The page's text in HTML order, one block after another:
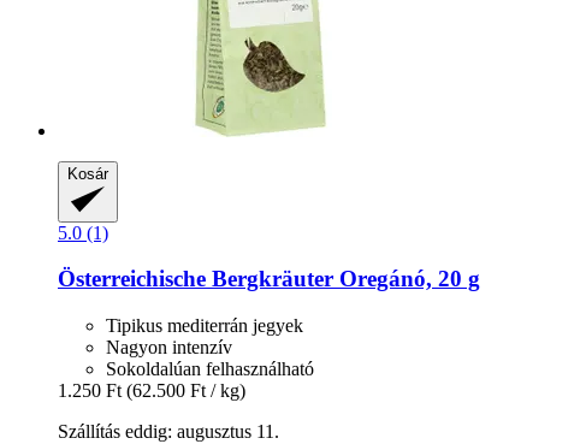
Kosár
5.0 (1)
Österreichische Bergkräuter Oregánó, 20 g
Tipikus mediterrán jegyek
Nagyon intenzív
Sokoldalúan felhasználható
1.250 Ft (62.500 Ft / kg)
Szállítás eddig: augusztus 11.